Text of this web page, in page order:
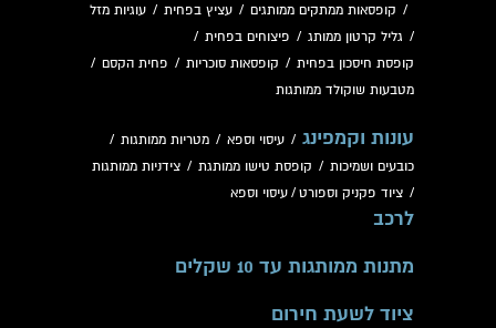
/ קופסאות ממתקים ממותגים / עציץ בפחית / עוגיות מזל
/ גליל קרטון ממותג / פיצוחים בפחית /
קופסת חיסכון בפחית / קופסאות סוכריות / פחית הקסם /
מטבעות שוקולד ממותגות
עונות וקמפינג / עיסוי וספא / מטריות ממותגות /
כובעים ושמיכות / קופסת טישו ממותגת / צידניות ממותגות
/ ציוד פקניק וספורט / עיסוי וספא
לרכב
מתנות ממותגות עד 10 שקלים
ציוד לשעת חירום